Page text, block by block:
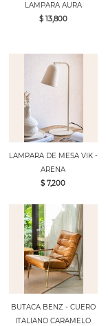
LAMPARA AURA
$ 13,800
LAMPARA DE MESA VIK -
ARENA
$ 7,200
BUTACA BENZ - CUERO
ITALIANO CARAMELO